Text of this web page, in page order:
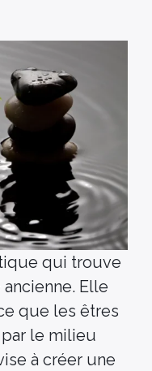
qui trouve
Elle
que les êtres
le milieu
à créer une